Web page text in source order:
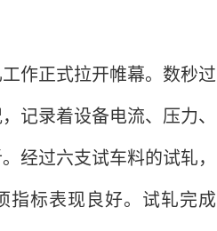
作正式拉开帷幕。数秒过
记录着设备电流、压力、
经过六支试车料的试轧，
指标表现良好。试轧完成